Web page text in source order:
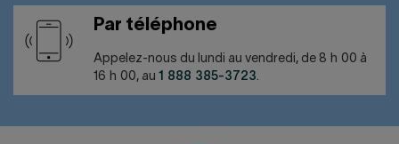
Par téléphone
Appelez-nous du lundi au vendredi, de 8 h 00 à
16 h 00, au 1 888 385-3723.